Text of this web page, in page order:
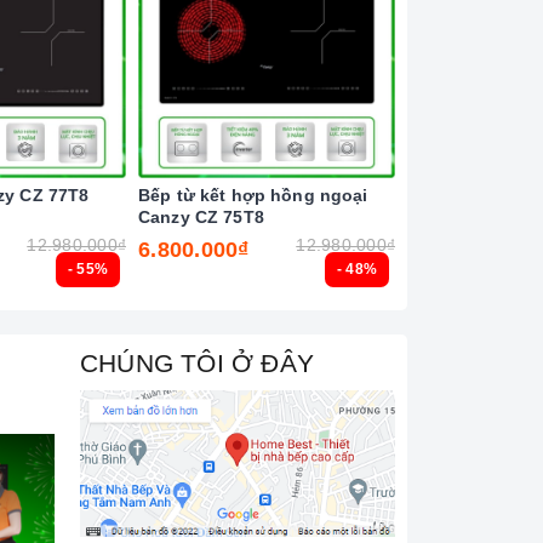
- 55%
CZ 77T8
12.980.000₫
- 48%
Bếp từ kết hợp hồng ngoại
Canzy CZ 75T8
6.800.000₫ 12.980.000₫
CHÚNG TÔI Ở ĐÂY